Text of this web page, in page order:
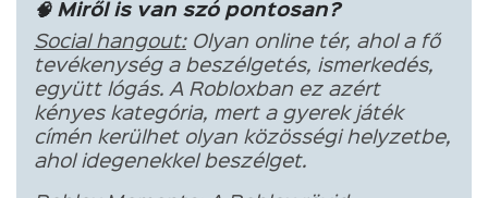
🧠 Miről is van szó pontosan?
Social hangout:Olyan online tér, ahol a fő
tevékenység a beszélgetés, ismerkedés,
együtt lógás. A Robloxban ez azért
kényes kategória, mert a gyerek játék
címén kerülhet olyan közösségi helyzetbe,
ahol idegenekkel beszélget.